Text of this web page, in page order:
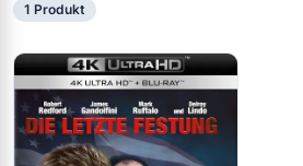
1 Produkt